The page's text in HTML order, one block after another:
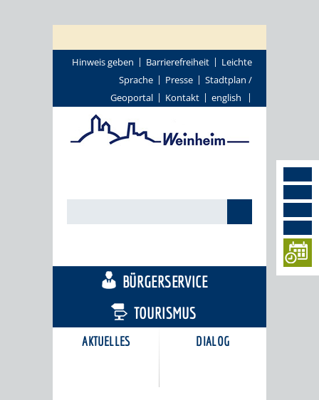
Hinweis geben Barrierefreiheit
Leichte
Sprache
Presse
Stadtplan /
Geoportal
Kontakt english
AKTUELLES DIALOG
BÜRGERSERVICE
TOURISMUS
KARRIEREPORTAL